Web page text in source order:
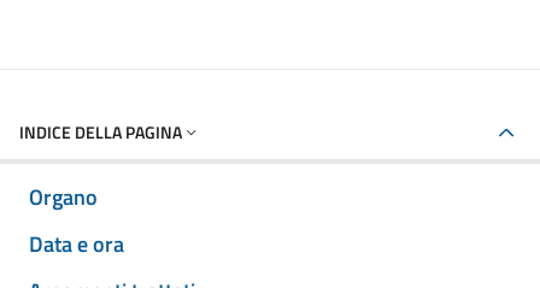
INDICE DELLA PAGINA
Organo
Data e ora